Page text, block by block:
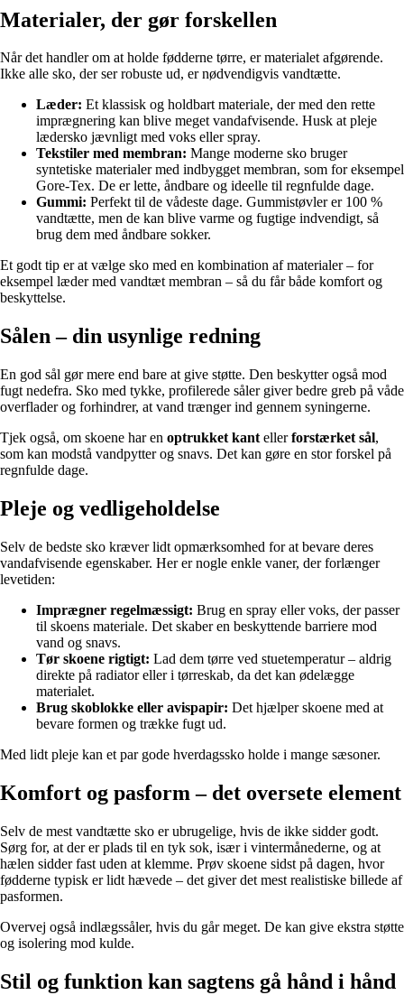
Materialer, der gør forskellen
Når det handler om at holde fødderne tørre, er materialet afgørende.
Ikke alle sko, der ser robuste ud, er nødvendigvis vandtætte.
Læder: Et klassisk og holdbart materiale, der med den rette
imprægnering kan blive meget vandafvisende. Husk at pleje
lædersko jævnligt med voks eller spray.
Tekstiler med membran: Mange moderne sko bruger
syntetiske materialer med indbygget membran, som for eksempel
Gore-Tex. De er lette, åndbare og ideelle til regnfulde dage.
Gummi: Perfekt til de vådeste dage. Gummistøvler er 100 %
vandtætte, men de kan blive varme og fugtige indvendigt, så
brug dem med åndbare sokker.
Et godt tip er at vælge sko med en kombination af materialer – for
eksempel læder med vandtæt membran – så du får både komfort og
beskyttelse.
Sålen – din usynlige redning
En god sål gør mere end bare at give støtte. Den beskytter også mod
fugt nedefra. Sko med tykke, profilerede såler giver bedre greb på våde
overflader og forhindrer, at vand trænger ind gennem syningerne.
Tjek også, om skoene har en optrukket kant ellerforstærket sål,
som kan modstå vandpytter og snavs. Det kan gøre en stor forskel på
regnfulde dage.
Pleje og vedligeholdelse
Selv de bedste sko kræver lidt opmærksomhed for at bevare deres
vandafvisende egenskaber. Her er nogle enkle vaner, der forlænger
levetiden:
Imprægner regelmæssigt: Brug en spray eller voks, der passer
til skoens materiale. Det skaber en beskyttende barriere mod
vand og snavs.
Tør skoene rigtigt: Lad dem tørre ved stuetemperatur – aldrig
direkte på radiator eller i tørreskab, da det kan ødelægge
materialet.
Brug skoblokke eller avispapir: Det hjælper skoene med at
bevare formen og trække fugt ud.
Med lidt pleje kan et par gode hverdagssko holde i mange sæsoner.
Komfort og pasform – det oversete element
Selv de mest vandtætte sko er ubrugelige, hvis de ikke sidder godt.
Sørg for, at der er plads til en tyk sok, især i vintermånederne, og at
hælen sidder fast uden at klemme. Prøv skoene sidst på dagen, hvor
fødderne typisk er lidt hævede – det giver det mest realistiske billede af
pasformen.
Overvej også indlægssåler, hvis du går meget. De kan give ekstra støtte
og isolering mod kulde.
Stil og funktion kan sagtens gå hånd i hånd